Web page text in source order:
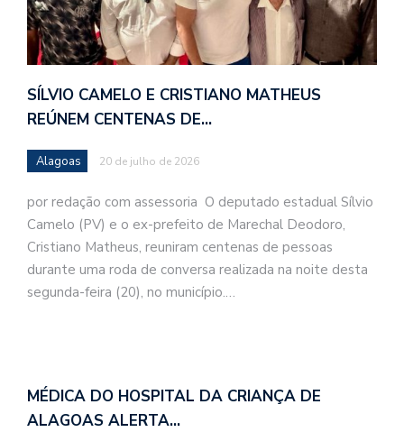
SÍLVIO CAMELO E CRISTIANO MATHEUS
REÚNEM CENTENAS DE…
Alagoas 20 de julho de 2026
por redação com assessoria O deputado estadual Sílvio
Camelo (PV) e o ex-prefeito de Marechal Deodoro,
Cristiano Matheus, reuniram centenas de pessoas
durante uma roda de conversa realizada na noite desta
segunda-feira (20), no município.…
MÉDICA DO HOSPITAL DA CRIANÇA DE
ALAGOAS ALERTA…